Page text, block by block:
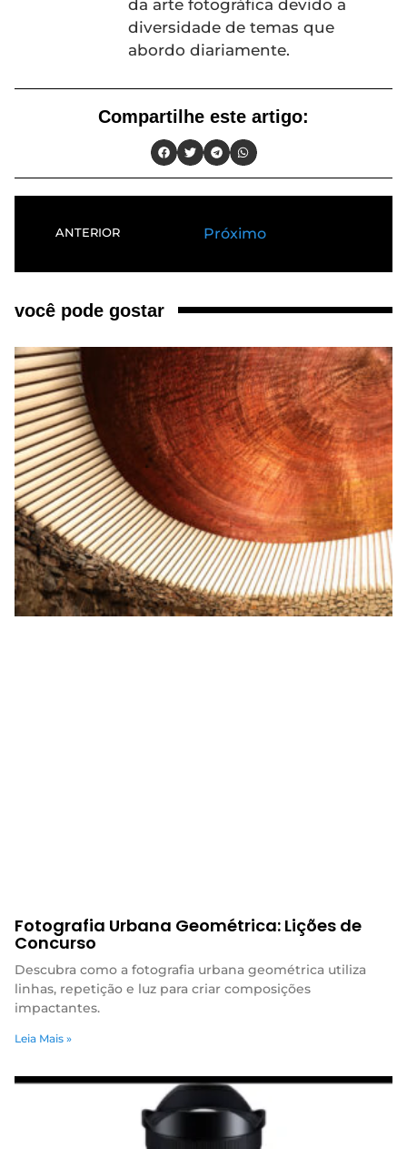
da arte fotográfica devido a
diversidade de temas que
abordo diariamente.
Compartilhe este artigo:
ANTERIOR Próximo
você pode gostar
Fotografia Urbana Geométrica: Lições de
Concurso
Descubra como a fotografia urbana geométrica utiliza
linhas, repetição e luz para criar composições
impactantes.
Leia Mais »